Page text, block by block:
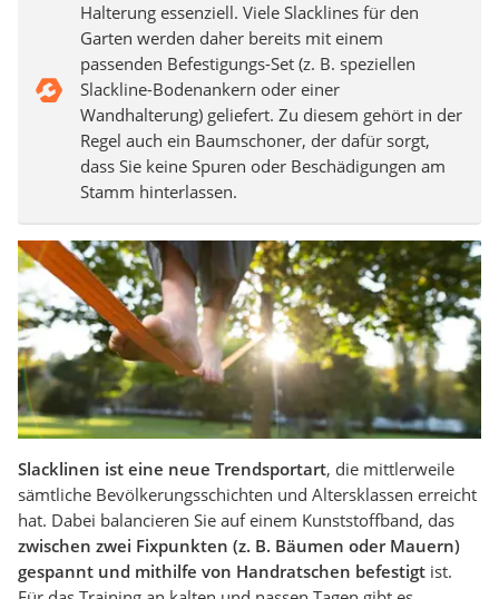
Halterung essenziell. Viele Slacklines für den
Garten werden daher bereits mit einem
passenden Befestigungs-Set (z. B. speziellen
Slackline-Bodenankern oder einer
Wandhalterung) geliefert. Zu diesem gehört in der
Regel auch ein Baumschoner, der dafür sorgt,
dass Sie keine Spuren oder Beschädigungen am
Stamm hinterlassen.
Slacklinen ist eine neue Trendsportart, die mittlerweile
sämtliche Bevölkerungsschichten und Altersklassen erreicht
hat. Dabei balancieren Sie auf einem Kunststoffband, das
zwischen zwei Fixpunkten (z. B. Bäumen oder Mauern)
gespannt und mithilfe von Handratschen befestigt ist.